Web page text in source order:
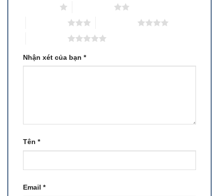
Nhận xét của bạn *
Tên *
Email *